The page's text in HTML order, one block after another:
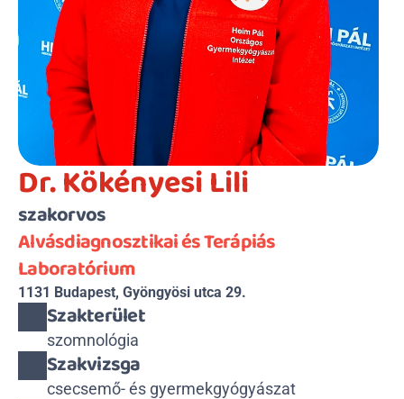
Dr. Kökényesi Lili
szakorvos
Alvásdiagnosztikai és Terápiás
Laboratórium
1131 Budapest, Gyöngyösi utca 29.
Szakterület
szomnológia
Szakvizsga
csecsemő- és gyermekgyógyászat